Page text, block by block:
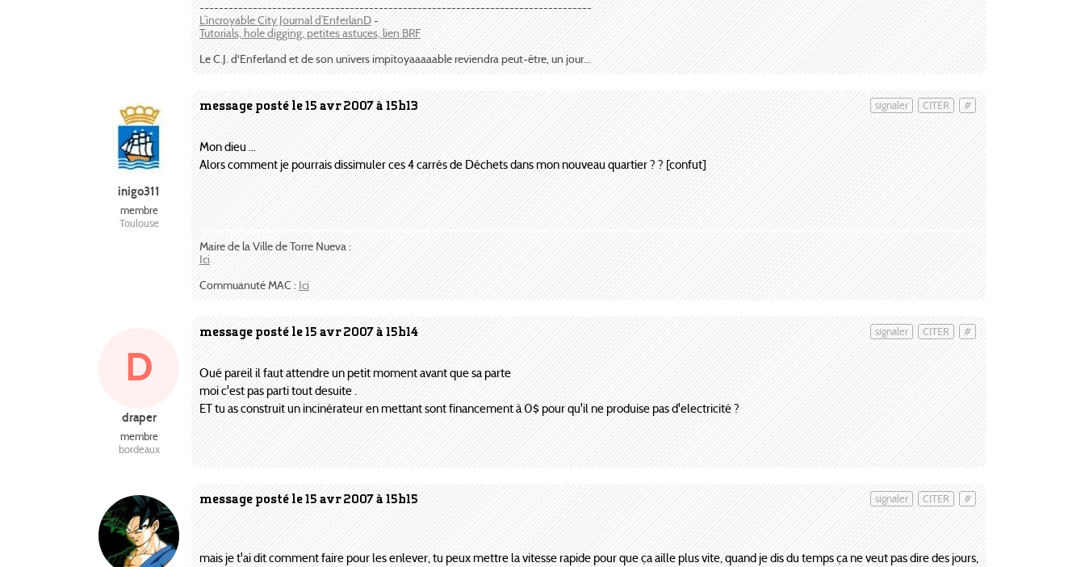
---------------------------------------------------------------------------------
L’incroyable City Journal d’EnferlanD-
Tutorials, hole digging, petites astuces, lien BRF
Le C.J. d'Enferland et de son univers impitoyaaaaable reviendra peut-être, un jour...
message posté le 15 avr 2007 à 15h13 #
CITER
signaler
inigo311
membre
Toulouse
Mon dieu ...
Alors comment je pourrais dissimuler ces 4 carrés de Déchets dans mon nouveau quartier ? ? [confut]
Maire de la Ville de Torre Nueva :
Ici
Commuanuté MAC : Ici
message posté le 15 avr 2007 à 15h14 #
CITER
signaler
D
draper
membre
bordeaux
Oué pareil il faut attendre un petit moment avant que sa parte
moi c'est pas parti tout desuite .
ET tu as construit un incinérateur en mettant sont financement à 0$ pour qu'il ne produise pas d'electricité ?
message posté le 15 avr 2007 à 15h15 #
CITER
signaler
mais je t'ai dit comment faire pour les enlever, tu peux mettre la vitesse rapide pour que ça aille plus vite, quand je dis du temps ça ne veut pas dire des jours,